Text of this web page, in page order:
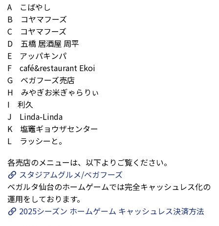
A こばやし
B コヤマフーズ
C コヤマフーズ
D 五橋 居酒屋 周平
E アッパキンパ
F café&restaurant Ekoi
G ベガフーズ売店
H みやぎお米ぎゃらりぃ
I 利久
J Linda-Linda
K 塩竈ギョウザセンター
L ラッシーと。
各売店のメニューは、以下よりご覧ください。
スタジアムグルメ/ベガフーズ
ベガルタ仙台のホームゲームでは完全キャッシュレス化の
運用をしております。
2025シーズン ホームゲーム キャッシュレス決済方法